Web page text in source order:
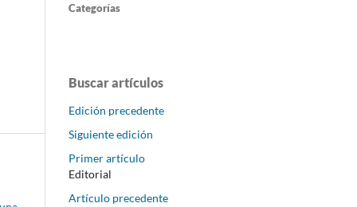
Categorías
Buscar artículos
Edición precedente
Siguiente edición
Primer artículo
Editorial
Artículo precedente